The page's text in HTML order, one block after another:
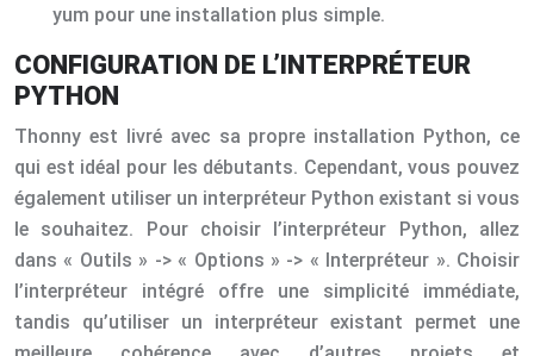
yum pour une installation plus simple.
CONFIGURATION DE L’INTERPRÉTEUR
PYTHON
Thonny est livré avec sa propre installation Python, ce
qui est idéal pour les débutants. Cependant, vous pouvez
également utiliser un interpréteur Python existant si vous
le souhaitez. Pour choisir l’interpréteur Python, allez
dans « Outils » -> « Options » -> « Interpréteur ». Choisir
l’interpréteur intégré offre une simplicité immédiate,
tandis qu’utiliser un interpréteur existant permet une